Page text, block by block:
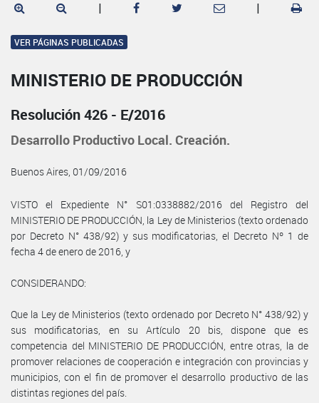
| |
VER PÁGINAS PUBLICADAS
MINISTERIO DE PRODUCCIÓN
Resolución 426 - E/2016
Desarrollo Productivo Local. Creación.
Buenos Aires, 01/09/2016
VISTO el Expediente N° S01:0338882/2016 del Registro del
MINISTERIO DE PRODUCCIÓN, la Ley de Ministerios (texto ordenado
por Decreto N° 438/92) y sus modificatorias, el Decreto Nº 1 de
fecha 4 de enero de 2016, y
CONSIDERANDO:
Que la Ley de Ministerios (texto ordenado por Decreto N° 438/92) y
sus modificatorias, en su Artículo 20 bis, dispone que es
competencia del MINISTERIO DE PRODUCCIÓN, entre otras, la de
promover relaciones de cooperación e integración con provincias y
municipios, con el fin de promover el desarrollo productivo de las
distintas regiones del país.